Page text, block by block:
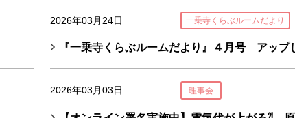
2026年03月24日 一乗寺くらぶルームだより
『一乗寺くらぶルームだより』４月号 アップ
2026年03月03日 理事会